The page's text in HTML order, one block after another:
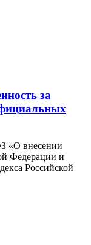
за
«О внесении
Федерации и
Российской